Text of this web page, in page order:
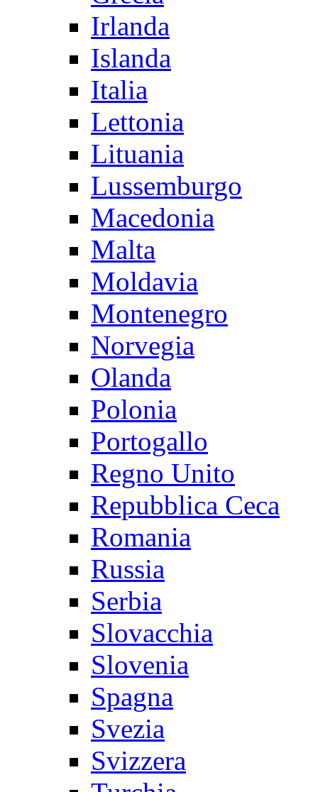
Irlanda
Islanda
Italia
Lettonia
Lituania
Lussemburgo
Macedonia
Malta
Moldavia
Montenegro
Norvegia
Olanda
Polonia
Portogallo
Regno Unito
Repubblica Ceca
Romania
Russia
Serbia
Slovacchia
Slovenia
Spagna
Svezia
Svizzera